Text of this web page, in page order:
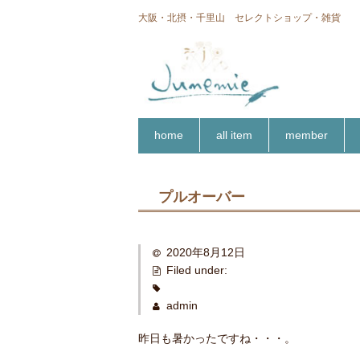
大阪・北摂・千里山 セレクトショップ・雑貨
home all item member
プルオーバー
2020年8月12日
Filed under:
admin
昨日も暑かったですね・・・。